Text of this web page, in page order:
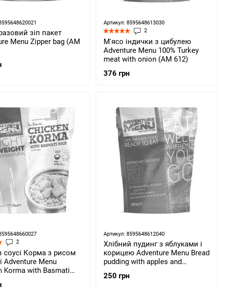
зіп пакет
Menu Zipper bag (AM
Артикул: 8595648613030
2
М'ясо індички з цибулею
Adventure Menu 100% Turkey
meat with onion (AM 612)
376 грн
2
соусі Корма з рисом
Adventure Menu
Korma with Basmati
Артикул: 8595648612040
Хлібний пудинг з яблуками і
корицею Adventure Menu Bread
pudding with apples and
250 грн